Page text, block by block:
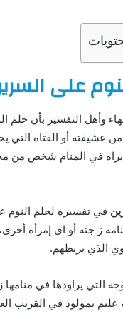
على
وأهل التفسير بأن
من عشيقته أو الفتاة
يراه في المنام شخص من
في تفسيره لحلم
ز جته أو اي إمرأة
الذي يربطهم.
التي يراودها في
عليم بمولود في القريب